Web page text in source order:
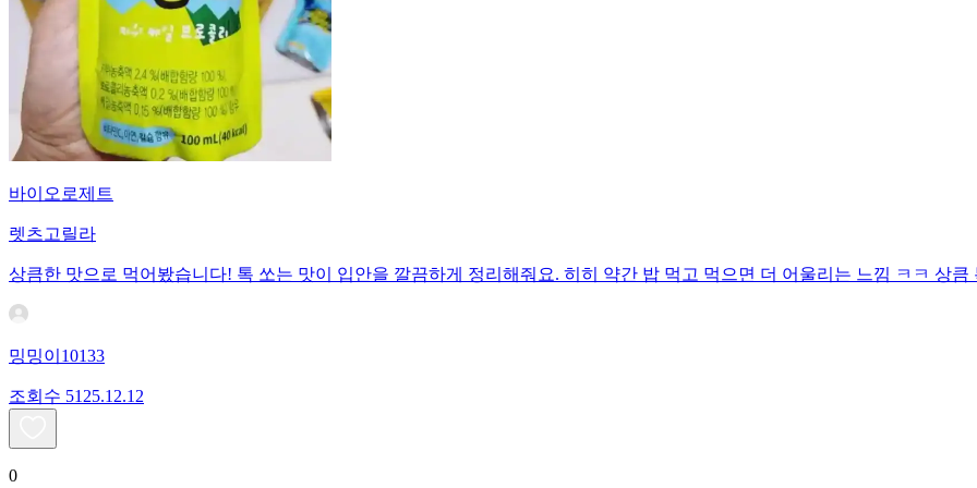
바이오로제트
렛츠고릴라
상큼한 맛으로 먹어봤습니다! 톡 쏘는 맛이 입안을 깔끔하게 정리해줘요. 히히 약간 밥 먹고 먹으면 더 어울리는 느낌 ㅋㅋ 상큼
밍밍이10133
조회수 51 25.12.12
0